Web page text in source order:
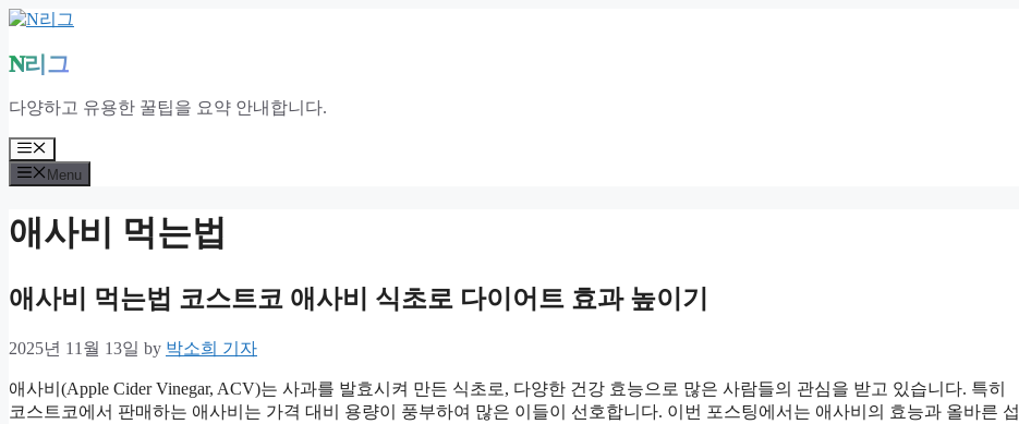
Skip
content
N리그
다양하고 유용한 꿀팁을 요약 안내합니다.
Menu
Menu
애사비 먹는법
애사비 먹는법 코스트코 애사비 식초로 다이어트 효과 높이기
2025년 11월 13일 by 박소희 기자
애사비(Apple Cider Vinegar, ACV)는 사과를 발효시켜 만든 식초로, 다양한 건강 효능으로 많은 사람들의 관심을 받고 있습니다. 특히
코스트코에서 판매하는 애사비는 가격 대비 용량이 풍부하여 많은 이들이 선호합니다. 이번 포스팅에서는 애사비의 효능과 올바른 섭